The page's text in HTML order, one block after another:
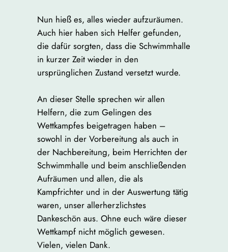
Nun hieß es, alles wieder aufzuräumen.
Auch hier haben sich Helfer gefunden,
die dafür sorgten, dass die Schwimmhalle
in kurzer Zeit wieder in den
ursprünglichen Zustand versetzt wurde.
An dieser Stelle sprechen wir allen
Helfern, die zum Gelingen des
Wettkampfes beigetragen haben –
sowohl in der Vorbereitung als auch in
der Nachbereitung, beim Herrichten der
Schwimmhalle und beim anschließenden
Aufräumen und allen, die als
Kampfrichter und in der Auswertung tätig
waren, unser allerherzlichstes
Dankeschön aus. Ohne euch wäre dieser
Wettkampf nicht möglich gewesen.
Vielen, vielen Dank.